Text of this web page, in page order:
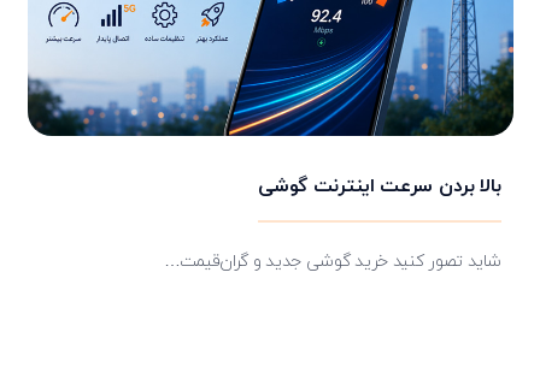
بالا بردن سرعت اینترنت گوشی
شاید تصور کنید خرید گوشی جدید و گران‌قیمت…